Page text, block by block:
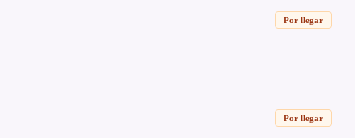
Por llegar
Por llegar